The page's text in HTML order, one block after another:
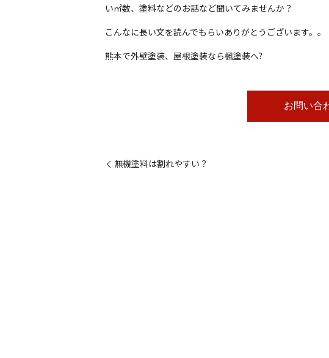
い㎡数、塗料などのお話など聞いてみませんか？
こんなに長い文を読んでもらいありがとうございます。。
熊本で外壁塗装、屋根塗装なら楓塗装へ?
お問い合
無機塗料は割れやすい？